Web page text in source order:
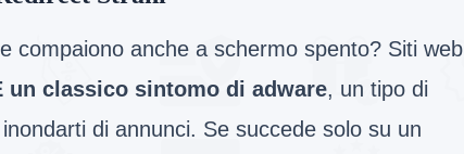
compaiono anche a schermo spento? Siti web
un classico sintomo di adware, un tipo di
di annunci. Se succede solo su un